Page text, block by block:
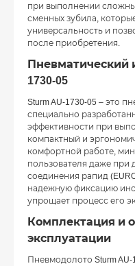
при выполнении
сменных зубила,
универсальность и
после приобретения.
Пневматический
1730-05
Sturm AU-1730-05 – это
специально
эффективности при
компактный и
комфортной работе,
пользователя даже при
соединения рапид
надежную фиксацию
упрощает процесс его
Комплектация и
эксплуатации
Пневмодолото Sturm